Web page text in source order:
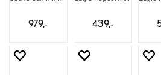
979,- 439,-